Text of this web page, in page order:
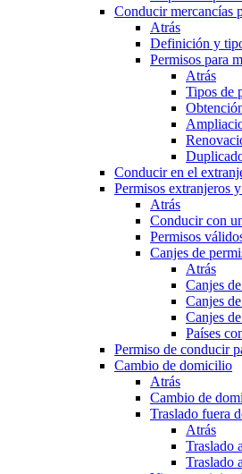
Conducir mercancías
Atrás
Definición y
Permisos para
Atrás
Tipos de
Conducir en el
Permisos extranjeros
Atrás
Conducir con
Permisos
Canjes de
Atrás
Canjes
Canjes
Canjes
Países
Permiso de conducir
Cambio de domicilio
Atrás
Cambio de
Traslado fuera
Atrás
Traslado
Traslado